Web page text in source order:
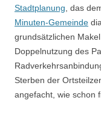
Stadtplanung, das
Minuten-Gemeinde
grundsätzlichen
Doppelnutzung des
Sterben der
angefacht, wie schon